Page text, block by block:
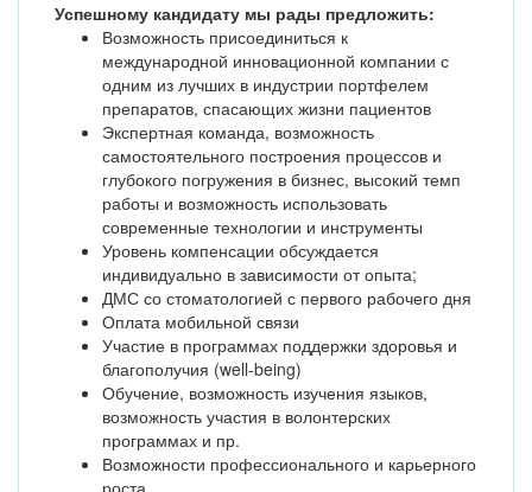
Успешному кандидату мы рады предложить:
Возможность присоединиться к
международной инновационной компании с
одним из лучших в индустрии портфелем
препаратов, спасающих жизни пациентов
Экспертная команда, возможность
самостоятельного построения процессов и
глубокого погружения в бизнес, высокий темп
работы и возможность использовать
современные технологии и инструменты
Уровень компенсации обсуждается
индивидуально в зависимости от опыта;
ДМС со стоматологией с первого рабочего дня
Оплата мобильной связи
Участие в программах поддержки здоровья и
благополучия (well-being)
Обучение, возможность изучения языков,
возможность участия в волонтерских
программах и пр.
Возможности профессионального и карьерного
роста